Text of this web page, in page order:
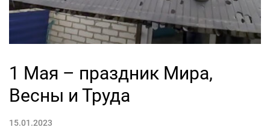
1 Мая – праздник Мира,
Весны и Труда
15.01.2023